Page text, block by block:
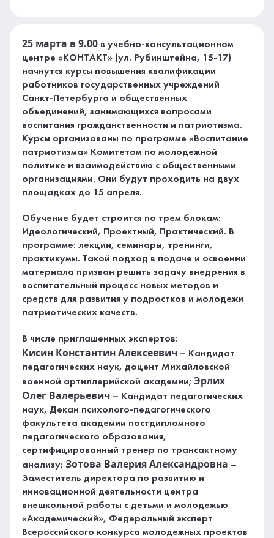
25 марта в 9.00 в учебно-консультационном
центре «КОНТАКТ» (ул. Рубинштейна, 15-17)
начнутся курсы повышения квалификации
работников государственных учреждений
Санкт-Петербурга и общественных
объединений, занимающихся вопросами
воспитания гражданственности и патриотизма.
Курсы организованы по программе «Воспитание
патриотизма» Комитетом по молодежной
политике и взаимодействию с общественными
организациями. Они будут проходить на двух
площадках до 15 апреля.
Обучение будет строится по трем блокам:
Идеологический, Проектный, Практический. В
программе: лекции, семинары, тренинги,
практикумы. Такой подход в подаче и освоении
материала призван решить задачу внедрения в
воспитательный процесс новых методов и
средств для развития у подростков и молодежи
патриотических качеств.
В числе приглашенных экспертов:
Кисин Константин Алексеевич – Кандидат
педагогических наук, доцент Михайловской
военной артиллерийской академии;Эрлих
Олег Валерьевич – Кандидат педагогических
наук, Декан психолого-педагогического
факультета академии постдипломного
педагогического образования,
сертифицированный тренер по трансактному
анализу;Зотова Валерия Александровна –
Заместитель директора по развитию и
инновационной деятельности центра
внешкольной работы c детьми и молодежью
«Академический», Федеральный эксперт
Всероссийского конкурса молодежных проектов